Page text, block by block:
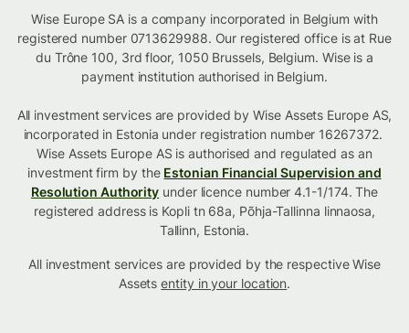
Wise Europe SA is a company incorporated in Belgium with
registered number 0713629988. Our registered office is at Rue
du Trône 100, 3rd floor, 1050 Brussels, Belgium. Wise is a
payment institution authorised in Belgium.
All investment services are provided by Wise Assets Europe AS,
incorporated in Estonia under registration number 16267372.
Wise Assets Europe AS is authorised and regulated as an
investment firm by the Estonian Financial Supervision and
Resolution Authority under licence number 4.1-1/174. The
registered address is Kopli tn 68a, Põhja-Tallinna linnaosa,
Tallinn, Estonia.
All investment services are provided by the respective Wise
Assetsentity in your location.